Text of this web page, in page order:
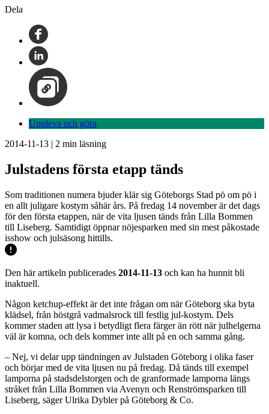
Dela
Uppleva och göra
2014-11-13 | 2 min läsning
Julstadens första etapp tänds
Som traditionen numera bjuder klär sig Göteborgs Stad pö om pö i
en allt juligare kostym såhär års. På fredag 14 november är det dags
för den första etappen, när de vita ljusen tänds från Lilla Bommen
till Liseberg. Samtidigt öppnar nöjesparken med sin mest påkostade
isshow och julsäsong hittills.
Den här artikeln publicerades 2014-11-13 och kan ha hunnit bli
inaktuell.
Någon ketchup-effekt är det inte frågan om när Göteborg ska byta
klädsel, från höstgrå vadmalsrock till festlig jul-kostym. Dels
kommer staden att lysa i betydligt flera färger än rött när julhelgerna
väl är komna, och dels kommer inte allt på en och samma gång.
– Nej, vi delar upp tändningen av Julstaden Göteborg i olika faser
och börjar med de vita ljusen nu på fredag. Då tänds till exempel
lamporna på stadsdelstorgen och de granformade lamporna längs
stråket från Lilla Bommen via Avenyn och Renströmsparken till
Liseberg, säger Ulrika Dybler på Göteborg & Co.